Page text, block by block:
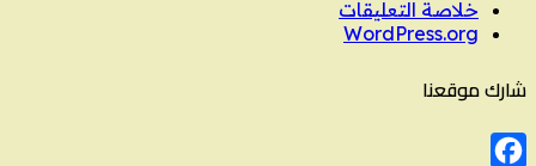
خلاصة التعليقات
WordPress.org
شارك موقعنا